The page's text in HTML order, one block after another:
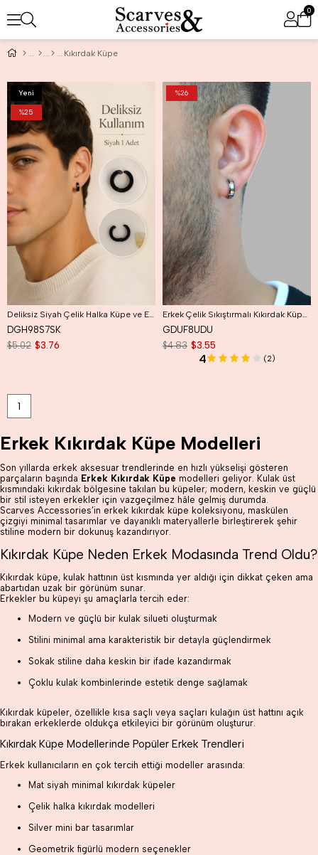
0
Kıkırdak Küpe
DGH98S7SK
$3.76
$5.02
Yeni
Ürün
%25
GDUF8UDU
$3.55
$4.83
4 (2)
%26
1
Erkek Kıkırdak Küpe Modelleri
Son yıllarda erkek aksesuar trendlerinde en hızlı yükselişi gösteren
parçaların başında Erkek Kıkırdak Küpe modelleri geliyor. Kulak üst
kısmındaki kıkırdak bölgesine takılan bu küpeler; modern, keskin ve güçlü
bir stil isteyen erkekler için vazgeçilmez hâle gelmiş durumda.
Scarves Accessories’in erkek kıkırdak küpe koleksiyonu, maskülen
çizgiyi minimal tasarımlar ve dayanıklı materyallerle birleştirerek şehir
stiline modern bir dokunuş kazandırıyor.
Kıkırdak Küpe Neden Erkek Modasında Trend Oldu?
Kıkırdak küpe, kulak hattının üst kısmında yer aldığı için dikkat çeken ama
abartıdan uzak bir görünüm sunar.
Erkekler bu küpeyi şu amaçlarla tercih eder:
Modern ve güçlü bir kulak silueti oluşturmak
Stilini minimal ama karakteristik bir detayla güçlendirmek
Sokak stiline daha keskin bir ifade kazandırmak
Çoklu kulak kombinlerinde estetik denge sağlamak
Kıkırdak küpeler, özellikle kısa saçlı veya saçları kulağın üst hattını açık
bırakan erkeklerde oldukça etkileyici bir görünüm oluşturur.
Kıkırdak Küpe Modellerinde Popüler Erkek Trendleri
Erkek kullanıcıların en çok tercih ettiği modeller arasında:
Mat siyah minimal kıkırdak küpeler
Çelik halka kıkırdak modelleri
Silver mini bar tasarımlar
Geometrik figürlü modern seçenekler